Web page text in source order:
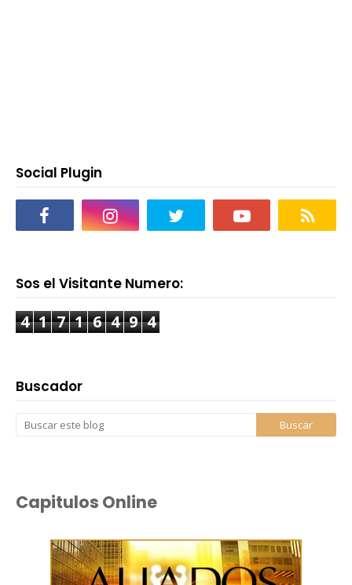
Social Plugin
Sos el Visitante Numero:
4 1 7 1 6 4 9 4
Buscador
Capitulos Online